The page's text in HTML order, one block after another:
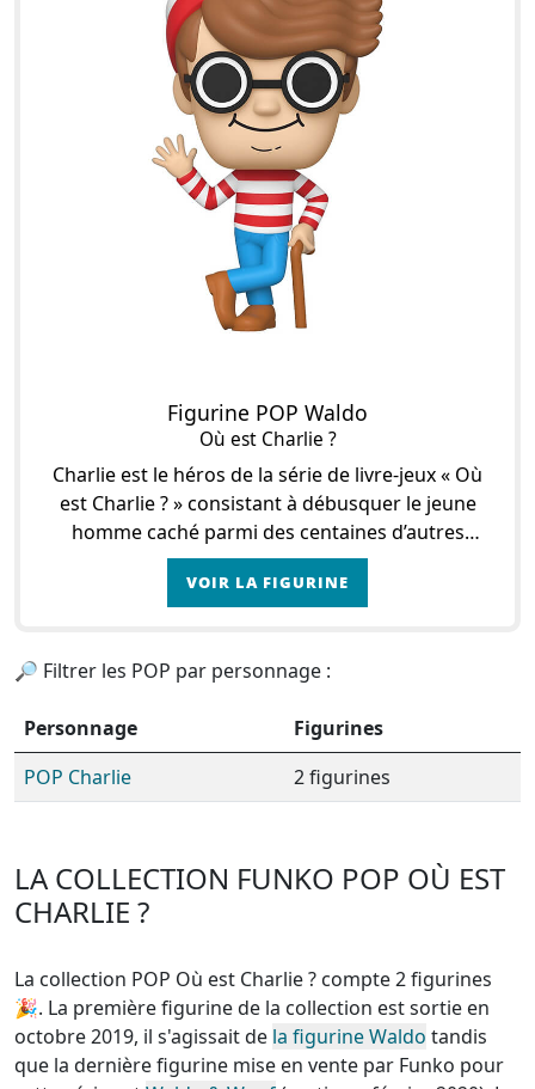
Figurine POP Waldo
Où est Charlie ?
Charlie est le héros de la série de livre-jeux « Où
est Charlie ? » consistant à débusquer le jeune
homme caché parmi des centaines d’autres
personnages. Si Charlie peut paraître facilement
VOIR LA FIGURINE
🔎 Filtrer les POP par personnage :
Personnage
Figurines
POP Charlie
2 figurines
LA COLLECTION FUNKO POP OÙ EST
CHARLIE ?
La collection POP Où est Charlie ? compte 2 figurines
🎉. La première figurine de la collection est sortie en
octobre 2019, il s'agissait de la figurine Waldo tandis
que la dernière figurine mise en vente par Funko pour